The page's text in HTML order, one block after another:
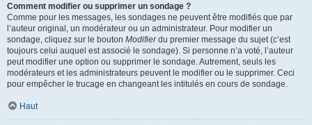
Comment modifier ou supprimer un sondage ?
Comme pour les messages, les sondages ne peuvent être modifiés que par
l’auteur original, un modérateur ou un administrateur. Pour modifier un
sondage, cliquez sur le bouton Modifierdu premier message du sujet (c’est
toujours celui auquel est associé le sondage). Si personne n’a voté, l’auteur
peut modifier une option ou supprimer le sondage. Autrement, seuls les
modérateurs et les administrateurs peuvent le modifier ou le supprimer. Ceci
pour empêcher le trucage en changeant les intitulés en cours de sondage.
Haut